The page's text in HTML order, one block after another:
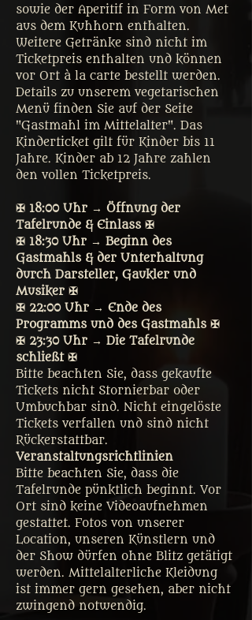
sowie der Aperitif in Form von Met
aus dem Kuhhorn enthalten.
Weitere Getränke sind nicht im
Ticketpreis enthalten und können
vor Ort à la carte bestellt werden.
Details zu unserem vegetarischen
Menü finden Sie auf der Seite
"Gastmahl im Mittelalter". Das
Kinderticket gilt für Kinder bis 11
Jahre. Kinder ab 12 Jahre zahlen
den vollen Ticketpreis.
✠ 18:00 Uhr → Öffnung der
Tafelrunde & Einlass ✠
✠ 18:30 Uhr → Beginn des
Gastmahls & der Unterhaltung
durch Darsteller, Gaukler und
Musiker ✠
✠ 22:00 Uhr → Ende des
Programms und des Gastmahls ✠
✠ 23:30 Uhr → Die Tafelrunde
schließt ✠
Bitte beachten Sie, dass gekaufte
Tickets nicht Stornierbar oder
Umbuchbar sind. Nicht eingelöste
Tickets verfallen und sind nicht
Rückerstattbar.
Veranstaltungsrichtlinien
Bitte beachten Sie, dass die
Tafelrunde pünktlich beginnt. Vor
Ort sind keine Videoaufnehmen
gestattet. Fotos von unserer
Location, unseren Künstlern und
der Show dürfen ohne Blitz getätigt
werden. Mittelalterliche Kleidung
ist immer gern gesehen, aber nicht
zwingend notwendig.